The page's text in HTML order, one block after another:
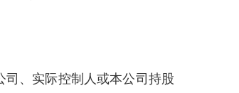
、实际控制人或本公司持股